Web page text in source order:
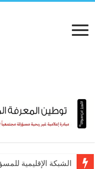
الشبكة الإقليمية